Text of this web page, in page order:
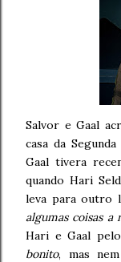
Salvor e Gaal
casa da
Gaal tivera
quando Hari
leva para outro
algumas coisas a
Hari e Gaal
bonito, mas